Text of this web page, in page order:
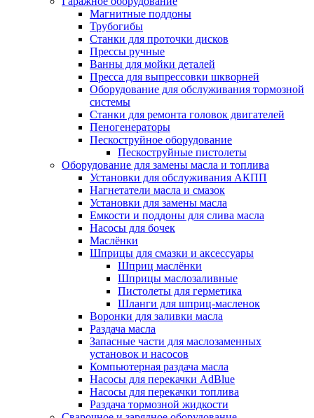
Магнитные поддоны
Трубогибы
Станки для проточки дисков
Прессы ручные
Ванны для мойки деталей
Пресса для выпрессовки шкворней
Оборудование для обслуживания тормозной
системы
Станки для ремонта головок двигателей
Пеногенераторы
Пескоструйное оборудование
Пескоструйные пистолеты
Оборудование для замены масла и топлива
Установки для обслуживания АКПП
Нагнетатели масла и смазок
Установки для замены масла
Емкости и поддоны для слива масла
Насосы для бочек
Маслёнки
Шприцы для смазки и аксессуары
Шприц маслёнки
Шприцы маслозаливные
Пистолеты для герметика
Шланги для шприц-масленок
Воронки для заливки масла
Раздача масла
Запасные части для маслозаменных
установок и насосов
Компьютерная раздача масла
Насосы для перекачки AdBlue
Насосы для перекачки топлива
Раздача тормозной жидкости